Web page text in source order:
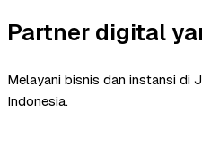
Partner digital
Melayani bisnis dan instansi di
Indonesia.